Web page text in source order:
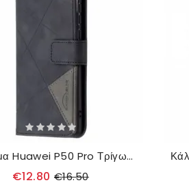
Κάλυμμα Huawei P50 Pro Τρίγωνα Χρώματος Binfen
€12.80 €16.50